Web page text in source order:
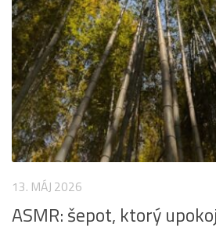
13. MÁJ 2026
ASMR: šepot, ktorý